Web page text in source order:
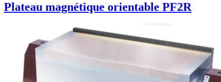
Plateau magnétique orientable PF2R